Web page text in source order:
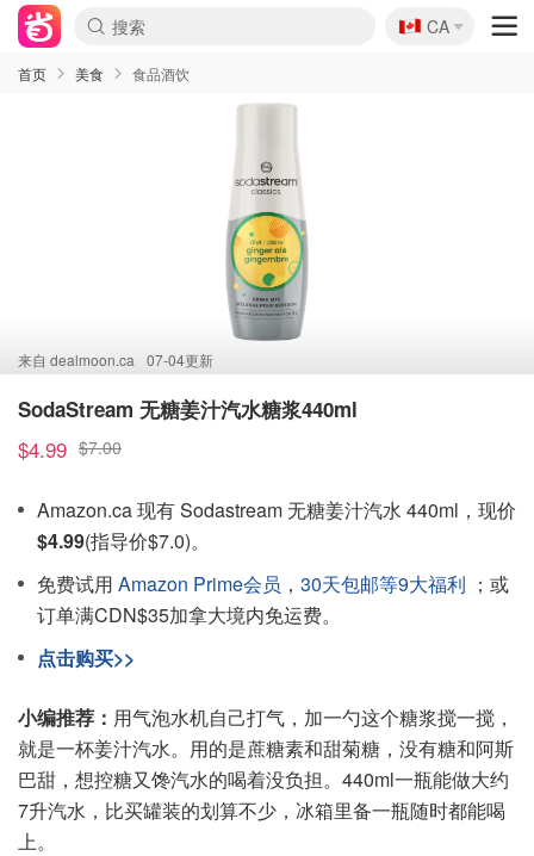
🇨🇦
CA
首页 美食 食品酒饮
来自 dealmoon.ca 07-04更新
SodaStream 无糖姜汁汽水糖浆440ml
$4.99 $7.00
Amazon.ca 现有 Sodastream 无糖姜汁汽水 440ml，现价
$4.99(指导价$7.0)。
免费试用 Amazon Prime会员 ， 30天包邮等9大福利 ；或
订单满CDN$35加拿大境内免运费。
点击购买>>
小编推荐： 用气泡水机自己打气，加一勺这个糖浆搅一搅，
就是一杯姜汁汽水。用的是蔗糖素和甜菊糖，没有糖和阿斯
巴甜，想控糖又馋汽水的喝着没负担。440ml一瓶能做大约
7升汽水，比买罐装的划算不少，冰箱里备一瓶随时都能喝
上。